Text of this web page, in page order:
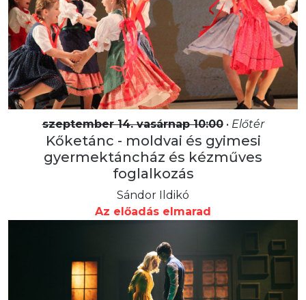
szeptember 14. vasárnap 10:00• Előtér
Kőketánc - moldvai és gyimesi
gyermektáncház és kézműves
foglalkozás
Sándor Ildikó
Az előadás elmarad